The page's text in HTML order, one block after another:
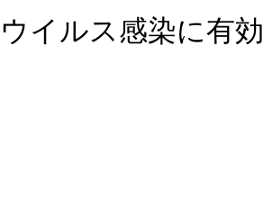
イルス感染に有効